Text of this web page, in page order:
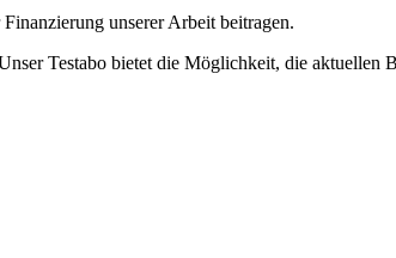
unserer Arbeit beitragen.
Testabo bietet die Möglichkeit, die aktuellen